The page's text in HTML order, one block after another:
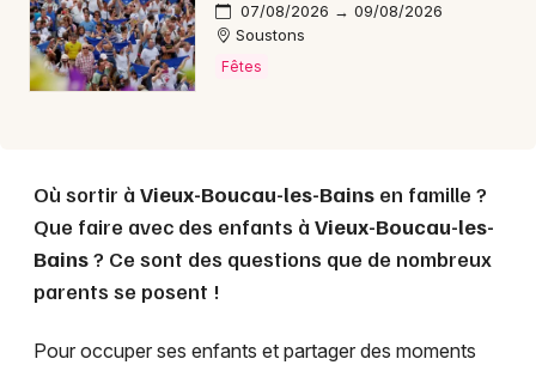
07/08/2026 → 09/08/2026
Soustons
Fêtes
Où sortir à Vieux-Boucau-les-Bains en famille ?
Que faire avec des enfants à Vieux-Boucau-les-
Bains? Ce sont des questions que de nombreux
parents se posent !
Pour occuper ses enfants et partager des moments